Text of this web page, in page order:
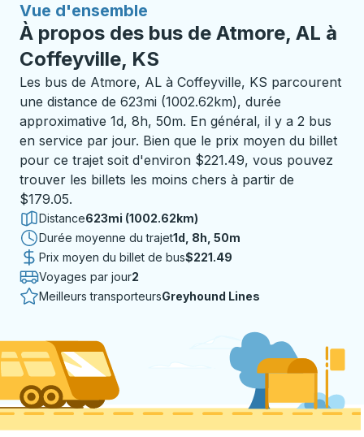
Vue d'ensemble
À propos des bus de Atmore, AL à
Coffeyville, KS
Les bus de Atmore, AL à Coffeyville, KS parcourent
une distance de 623mi (1002.62km), durée
approximative 1d, 8h, 50m. En général, il y a 2 bus
en service par jour. Bien que le prix moyen du billet
pour ce trajet soit d'environ $221.49, vous pouvez
trouver les billets les moins chers à partir de
$179.05.
Distance623mi (1002.62km)
Durée moyenne du trajet1 jour 8 heures 50 minutes
1d, 8h, 50m
Prix moyen du billet de bus$221.49
Voyages par jour2
Meilleurs transporteursGreyhound Lines